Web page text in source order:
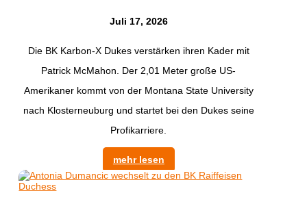
Juli 17, 2026
Die BK Karbon-X Dukes verstärken ihren Kader mit
Patrick McMahon. Der 2,01 Meter große US-
Amerikaner kommt von der Montana State University
nach Klosterneuburg und startet bei den Dukes seine
Profikarriere.
mehr lesen